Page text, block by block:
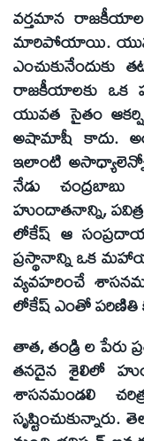
వర్తమాన
మారిపోయాయి.
ఎంచుకునేందుకు
రాజకీయాలకు ఒక
యువత సైతం
అషామాషీ కాదు.
ఇలాంటి
నేడు
హుందాతనాన్ని,
లోకేష్ ఆ
ప్రస్థానాన్ని ఒక
వ్యవహరించే
లోకేష్ ఎంతో పరిణితి
తాత, తండ్రి ల పేరు
తనదైన శైలిలో
శాసనమండలి
సృష్టించుకున్నారు.